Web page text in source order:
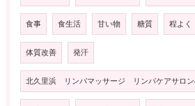
食事 食生活 甘い物 糖質 程よ
体質改善 発汗
北久里浜 リンパマッサージ リンパケアサロン